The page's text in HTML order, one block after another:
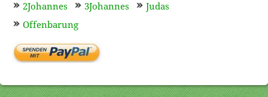
2Johannes
3Johannes
Judas
Offenbarung